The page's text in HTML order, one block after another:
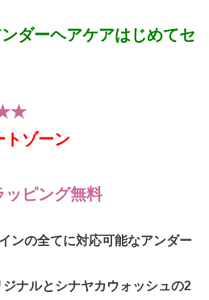
ダーヘアケアはじめてセ
トゾーン
ッピング無料
ンの全てに対応可能なアンダー
ナルとシナヤカウォッシュの2